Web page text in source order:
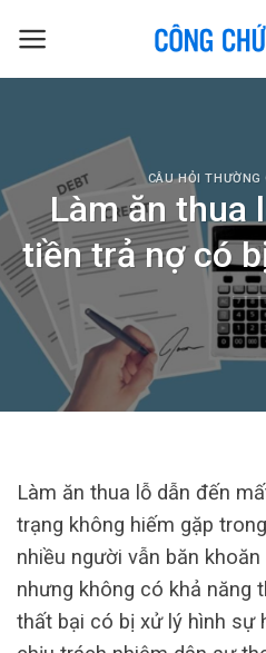
CÂU HỎI THƯỜNG
Làm ăn thua
tiền trả nợ có
Làm ăn thua lỗ dẫn đến
trạng không hiếm gặp
nhiều người vẫn băn
nhưng không có khả năng
thất bại có bị xử lý hình sự